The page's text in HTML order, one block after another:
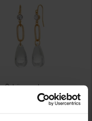
Örhängen Ivonne
ALBREKTS GULD